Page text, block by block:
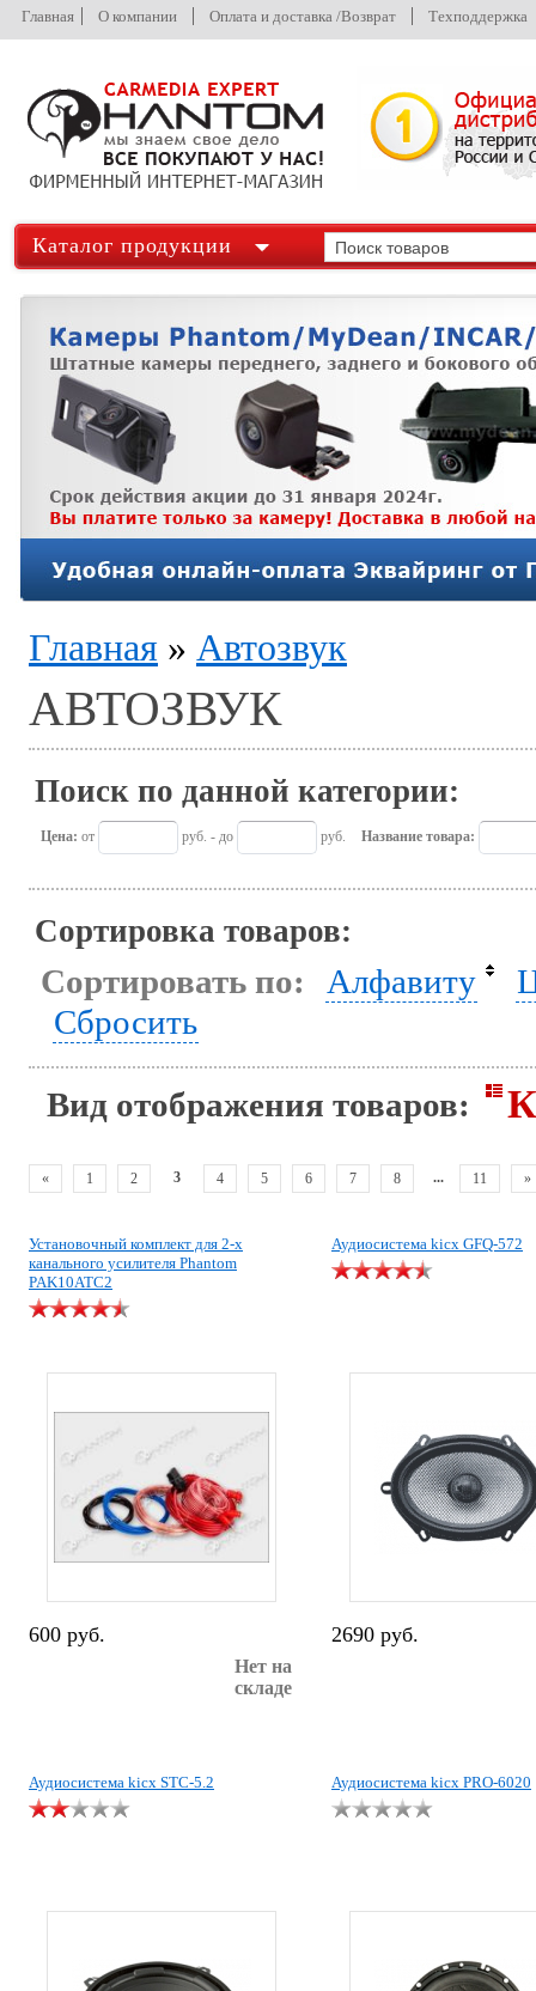
Главная О компании Оплата и доставка /Возврат Техподдержка
Каталог продукции
Главная » Автозвук
АВТОЗВУК
Поиск по данной категории:
Цена: от руб. - до руб. Название товара:
Сортировка товаров:
Сортировать по: Алфавиту
Сбросить
Вид отображения товаров:
« 1 2 3 4 5 6 7 8 ... 11 »
Установочный комплект для 2-х
канального усилителя Phantom
PAK10ATC2
600 руб.
Нет на
складе
Аудиосистема kicx GFQ-572
2690 руб.
Аудиосистема kicx STC-5.2 Аудиосистема kicx PRO-6020